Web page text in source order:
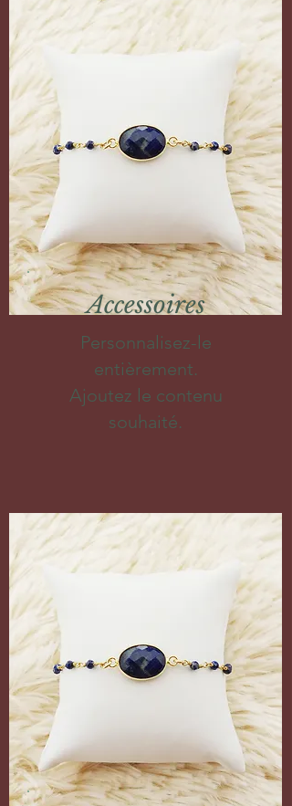
Accessoires
Personnalisez-le
entièrement.
Ajoutez le contenu
souhaité.